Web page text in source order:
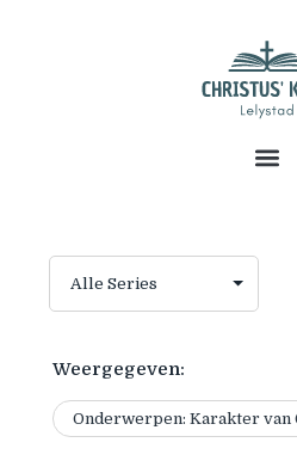
Weergegeven:
Onderwerpen: Karakter van